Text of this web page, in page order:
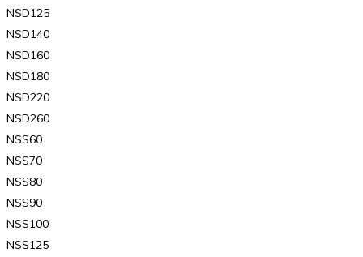
NSD125
NSD140
NSD160
NSD180
NSD220
NSD260
NSS60
NSS70
NSS80
NSS90
NSS100
NSS125